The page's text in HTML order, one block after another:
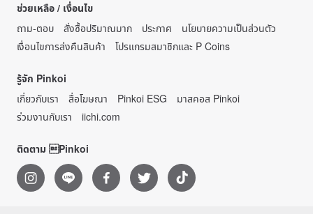
ช่วยเหลือ / เงื่อนไข
ถาม-ตอบ
สั่งซื้อปริมาณมาก ประกาศ
นโยบายความเป็นส่วนตัว
เงื่อนไขการส่งคืนสินค้า
โปรแกรมสมาชิกและ P Coins
รู้จัก Pinkoi
เกี่ยวกับเรา
สื่อโฆษณา Pinkoi ESG
มาสคอส Pinkoi
ร่วมงานกับเรา
iichi.com
ติดตาม Pinkoi